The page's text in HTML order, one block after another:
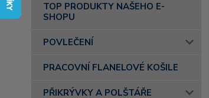
TOP PRODUKTY NAŠEHO E-
SHOPU
POVLEČENÍ
PRACOVNÍ FLANELOVÉ KOŠILE
PŘIKRÝVKY A POLŠTÁŘE